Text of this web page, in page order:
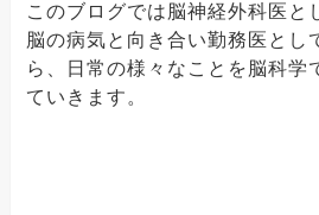
このブログでは脳神経外科医と
脳の病気と向き合い勤務医とし
ら、日常の様々なことを脳科学
ていきます。